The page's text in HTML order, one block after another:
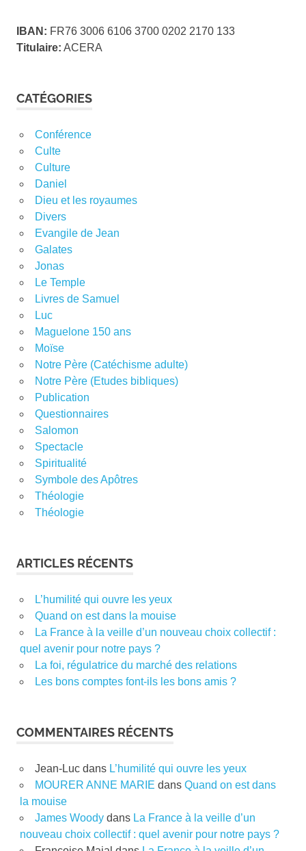
IBAN: FR76 3006 6106 3700 0202 2170 133
Titulaire: ACERA
CATÉGORIES
Conférence
Culte
Culture
Daniel
Dieu et les royaumes
Divers
Evangile de Jean
Galates
Jonas
Le Temple
Livres de Samuel
Luc
Maguelone 150 ans
Moïse
Notre Père (Catéchisme adulte)
Notre Père (Etudes bibliques)
Publication
Questionnaires
Salomon
Spectacle
Spiritualité
Symbole des Apôtres
Théologie
Théologie
ARTICLES RÉCENTS
L’humilité qui ouvre les yeux
Quand on est dans la mouise
La France à la veille d’un nouveau choix collectif :
quel avenir pour notre pays ?
La foi, régulatrice du marché des relations
Les bons comptes font-ils les bons amis ?
COMMENTAIRES RÉCENTS
Jean-Lucdans L’humilité qui ouvre les yeux
MOURER ANNE MARIE dans Quand on est dans
la mouise
James Woodydans La France à la veille d’un
nouveau choix collectif : quel avenir pour notre pays ?